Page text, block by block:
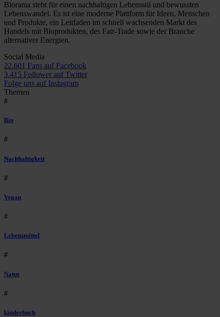
Biorama steht für einen nachhaltigen Lebensstil und bewussten
Lebenswandel. Es ist eine moderne Plattform für Ideen, Menschen
und Produkte, ein Leitfaden im schnell wachsenden Markt des
Handels mit Bioprodukten, des Fair-Trade sowie der Branche
alternativer Energien.
Social Media
22.601 Fans auf Facebook
3.415 Follower auf Twitter
Folge uns auf Instagram
Themen
#
Bio
#
Nachhaltigkeit
#
Vegan
#
Lebensmittel
#
Natur
#
kinderbuch